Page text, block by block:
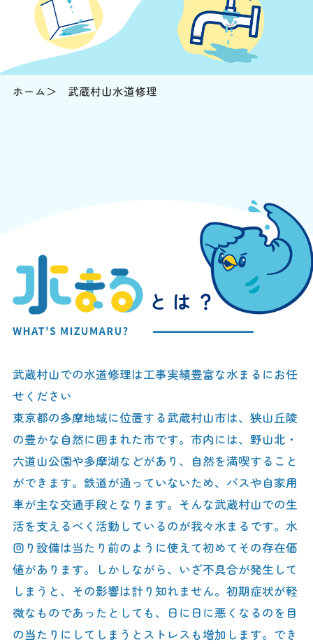
ホーム 武蔵村山水道修理
武蔵村山での水道修理は工事実績豊富な水まるにお任
せください
東京都の多摩地域に位置する武蔵村山市は、狭山丘陵
の豊かな自然に囲まれた市です。市内には、野山北・
六道山公園や多摩湖などがあり、自然を満喫すること
ができます。鉄道が通っていないため、バスや自家用
車が主な交通手段となります。そんな武蔵村山での生
活を支えるべく活動しているのが我々水まるです。水
回り設備は当たり前のように使えて初めてその存在価
値があります。しかしながら、いざ不具合が発生して
しまうと、その影響は計り知れません。初期症状が軽
微なものであったとしても、日に日に悪くなるのを目
の当たりにしてしまうとストレスも増加します。でき